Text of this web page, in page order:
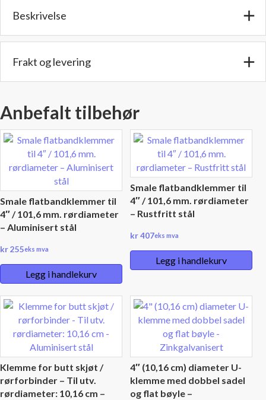
diameter
Lengde:
300
antall
Beskrivelse
Frakt og levering
Anbefalt tilbehør
Smale flatbandklemmer til
4″ / 101,6 mm. rørdiameter
– Aluminisert stål
kr255eks mva
Legg i handlekurv
Smale flatbandklemmer til
4″ / 101,6 mm. rørdiameter
– Rustfritt stål
kr407eks mva
Legg i handlekurv
Klemme for butt skjøt /
rørforbinder – Til utv.
rørdiameter: 10,16 cm –
4″ (10,16 cm) diameter U-
klemme med dobbel sadel
og flat bøyle –